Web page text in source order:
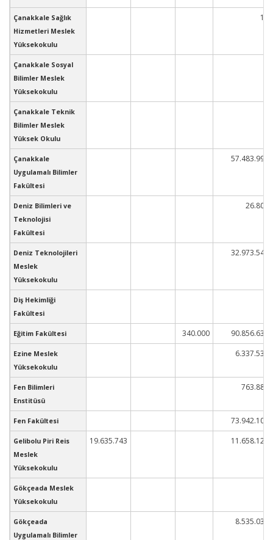
Çanakkale Sağlık
Hizmetleri Meslek
Yüksekokulu
10
Çanakkale Sosyal
Bilimler Meslek
Yüksekokulu
Çanakkale Teknik
Bilimler Meslek
Yüksek Okulu
Çanakkale
Uygulamalı Bilimler
Fakültesi
57.483.996
Deniz Bilimleri ve
Teknolojisi
Fakültesi
26.800
Deniz Teknolojileri
Meslek
Yüksekokulu
32.973.540
Diş Hekimliği
Fakültesi
Eğitim Fakültesi 340.000 90.856.633
Ezine Meslek
Yüksekokulu
6.337.535
Fen Bilimleri
Enstitüsü
763.887
Fen Fakültesi 73.942.102
Gelibolu Piri Reis
Meslek
Yüksekokulu
19.635.743 11.658.125
Gökçeada Meslek
Yüksekokulu
Gökçeada
Uygulamalı Bilimler
8.535.035